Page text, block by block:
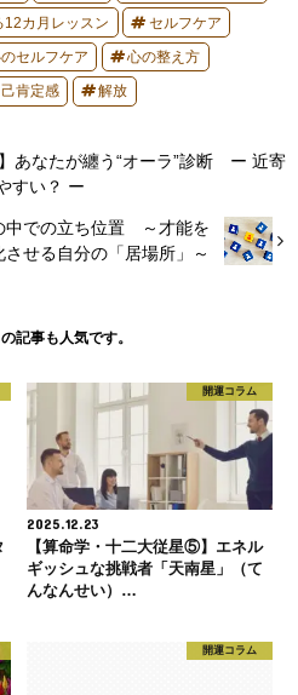
12カ月レッスン セルフケア
セルフケア 心の整え方
肯定感 解放
あなたが纏う“オーラ”診断 ー 近寄
すい？ ー
中での立ち位置 ～才能を
させる自分の「居場所」～
記事も人気です。
開運コラム
2025.12.23
【算命学・十二大従星⑤】エネル
ギッシュな挑戦者「天南星」（て
んなんせい）…
開運コラム